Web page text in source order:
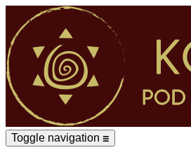
Toggle navigation ☰